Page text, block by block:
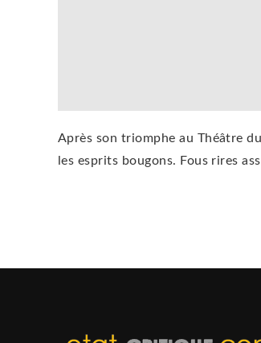
Après son triomphe au Théâtre
les esprits bougons. Fous rires